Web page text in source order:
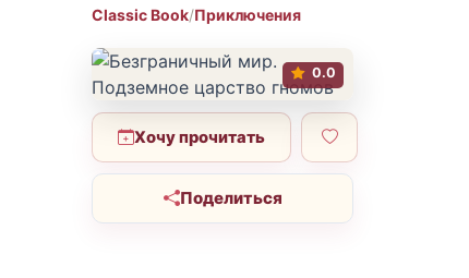
Classic Book/Приключения
0.0
Хочу прочитать
Поделиться